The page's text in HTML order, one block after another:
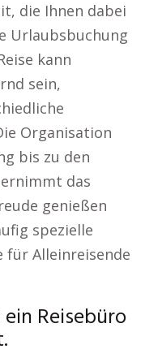
die Ihnen dabei
Urlaubsbuchung
kann
sein,
Organisation
bis zu den
das
genießen
spezielle
für Alleinreisende
Reisebüro